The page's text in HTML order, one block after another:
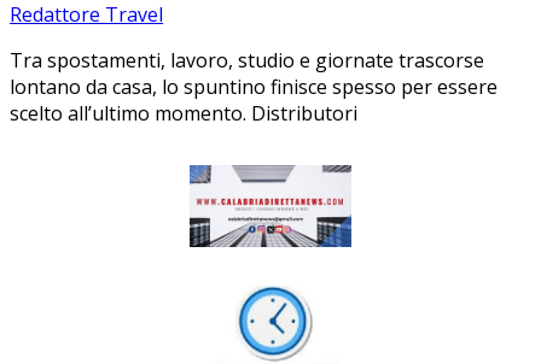
Redattore Travel
Tra spostamenti, lavoro, studio e giornate trascorse
lontano da casa, lo spuntino finisce spesso per essere
scelto all’ultimo momento. Distributori